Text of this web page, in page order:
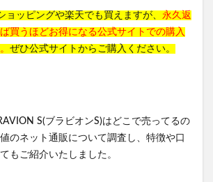
ョッピングや楽天でも買えますが、 永久返
買うほどお得になる公式サイトでの購入
ぜひ公式サイトからご購入ください。
S(ブラビオンS)はどこで売ってるの
のネット通販について調査し、特徴や口
もご紹介いたしました。